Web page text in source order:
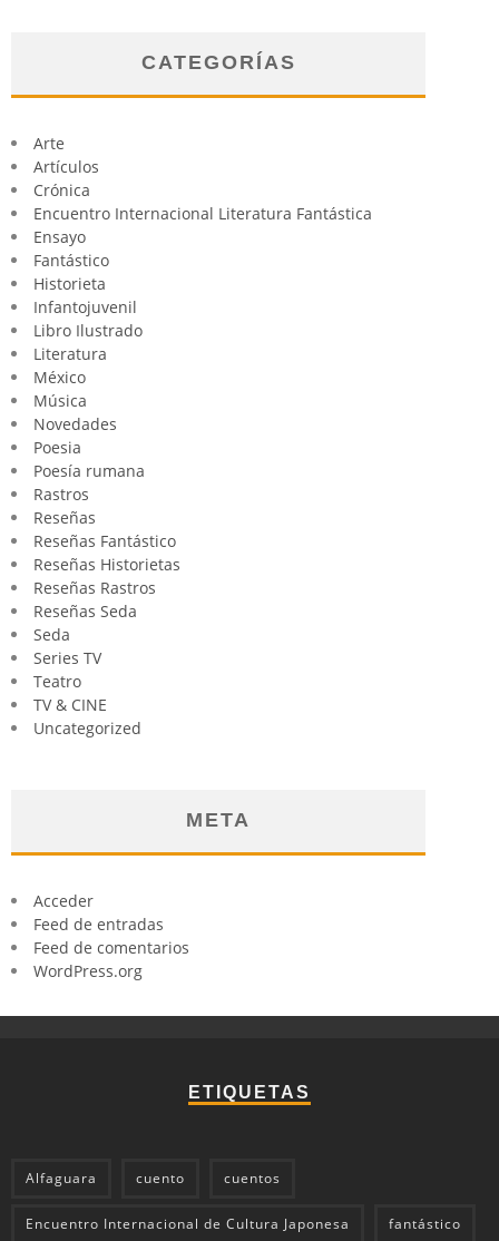
CATEGORÍAS
Arte
Artículos
Crónica
Encuentro Internacional Literatura Fantástica
Ensayo
Fantástico
Historieta
Infantojuvenil
Libro Ilustrado
Literatura
México
Música
Novedades
Poesia
Poesía rumana
Rastros
Reseñas
Reseñas Fantástico
Reseñas Historietas
Reseñas Rastros
Reseñas Seda
Seda
Series TV
Teatro
TV & CINE
Uncategorized
META
Acceder
Feed de entradas
Feed de comentarios
WordPress.org
ETIQUETAS
Alfaguara cuento cuentos
Encuentro Internacional de Cultura Japonesa fantástico